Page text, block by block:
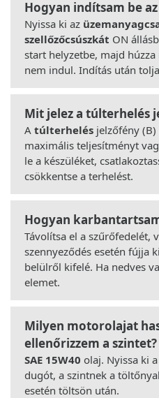
Hogyan indítsam be
Nyissa ki az
szellőzőcsúszkát ON
start helyzetbe, majd húzza
nem indul. Indítás után
Mit jelez a túlterhelés
A túlterhelés jelzőfény
maximális teljesítményt
le a készüléket,
csökkentse a terhelést.
Hogyan
Távolítsa el a szűrőfedelét,
szennyeződés esetén fújja ki
belülről kifelé. Ha nedves
elemet.
Milyen motorolajat
ellenőrizzem a szintet?
SAE 15W40 olaj. Nyissa ki
dugót, a szintnek a
esetén töltsön után.